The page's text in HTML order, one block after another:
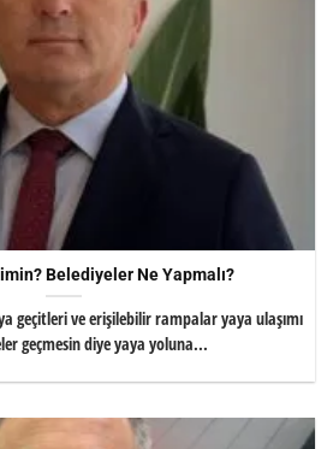
Belediyeler Ne Yapmalı?
geçitleri ve erişilebilir rampalar yaya ulaşımı
geçmesin diye yaya yoluna...